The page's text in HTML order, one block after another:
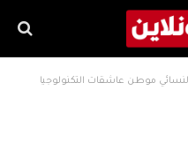
النسائي موطن عاشقات التكنولوجيا